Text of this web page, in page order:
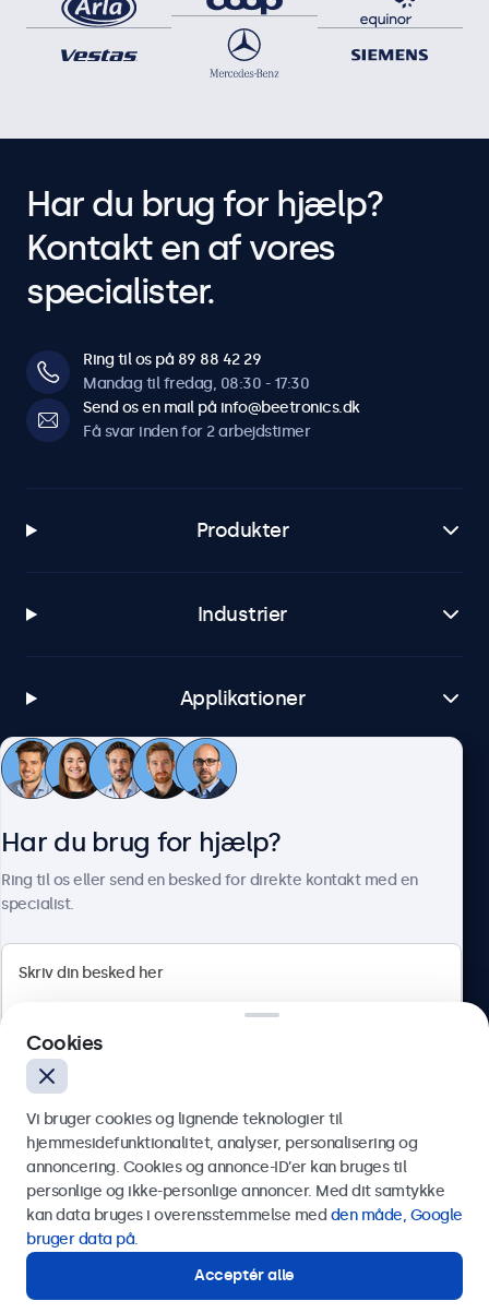
Har du brug for hjælp?
Kontakt en af vores
specialister.
Ring til os på 89 88 42 29
Mandag til fredag, 08:30 - 17:30
Send os en mail på info@beetronics.dk
Få svar inden for 2 arbejdstimer
Produkter
Industrier
Applikationer
Kundeservice
Herstedøstervej 27-29, unit A, 2620 Albertslund, Danmark
Dansk
Har du brug for hjælp?
Ring til os eller send en besked for direkte kontakt med en
specialist.
Send
Eller ring til os på
Kontakt vores specialister.
Cookies
Vi bruger cookies og lignende teknologier til
hjemmesidefunktionalitet, analyser, personalisering og
annoncering. Cookies og annonce-ID’er kan bruges til
personlige og ikke-personlige annoncer. Med dit samtykke
kan data bruges i overensstemmelse med den måde, Google
bruger data på.
Acceptér alle